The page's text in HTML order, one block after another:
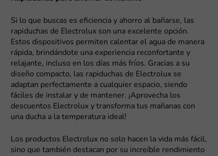
Si lo que buscas es eficiencia y ahorro al bañarse, las
rapiduchas de Electrolux son una excelente opción.
Estos dispositivos permiten calentar el agua de manera
rápida, brindándote una experiencia reconfortante y
relajante, incluso en los días más fríos. Gracias a su
diseño compacto, las rapiduchas de Electrolux se
adaptan perfectamente a cualquier espacio, siendo
fáciles de instalar y de mantener. ¡Aprovecha los
descuentos Electrolux y transforma tus mañanas con
una ducha a la temperatura ideal!
Los productos Electrolux no solo hacen la vida más fácil,
sino que también destacan por su increíble rendimiento